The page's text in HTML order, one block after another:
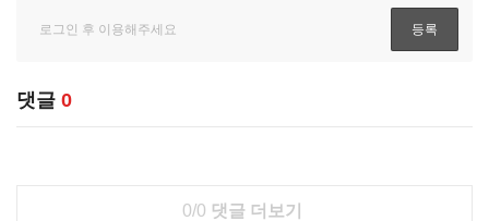
댓글 0
0/0 댓글 더보기